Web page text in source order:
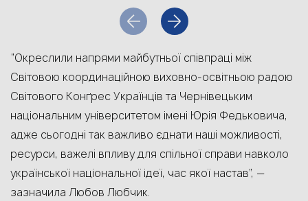
“Окреслили напрями майбутньої співпраці між
Світовою координаційною виховно-освітньою радою
Свiтового Конґрес Українців та Чернівецьким
національним університетом імені Юрія Федьковича,
адже сьогодні так важливо єднати наші можливості,
ресурси, важелі впливу для спільної справи навколо
української національної ідеї, час якої настав”, —
зазначила Любов Любчик.